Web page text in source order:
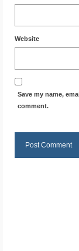
Website
Save my name,
comment.